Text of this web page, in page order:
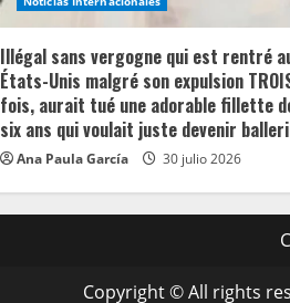
Illégal sans vergogne qui est rentré
États-Unis malgré son expulsion
fois, aurait tué une adorable fillette
six ans qui voulait juste devenir
Ana Paula García 30 julio 2026
Copyright © All rights